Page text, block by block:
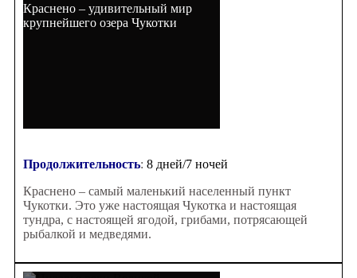
Краснено – удивительный мир
крупнейшего озера Чукотки
Продолжительность: 8 дней/7 ночей
Краснено – самый маленький населенный пункт
Чукотки. Это уже настоящая Чукотка и настоящая
тундра, с настоящей ягодой, грибами, потрясающей
рыбалкой и медведями.